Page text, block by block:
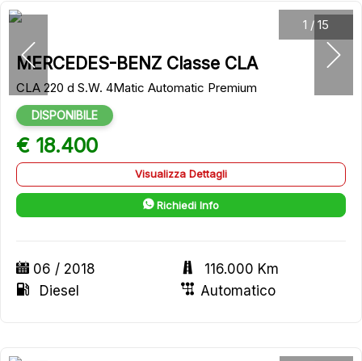
1 / 15
MERCEDES-BENZ Classe CLA
CLA 220 d S.W. 4Matic Automatic Premium
DISPONIBILE
€ 18.400
Visualizza Dettagli
Richiedi Info
06 / 2018
116.000 Km
Diesel
Automatico